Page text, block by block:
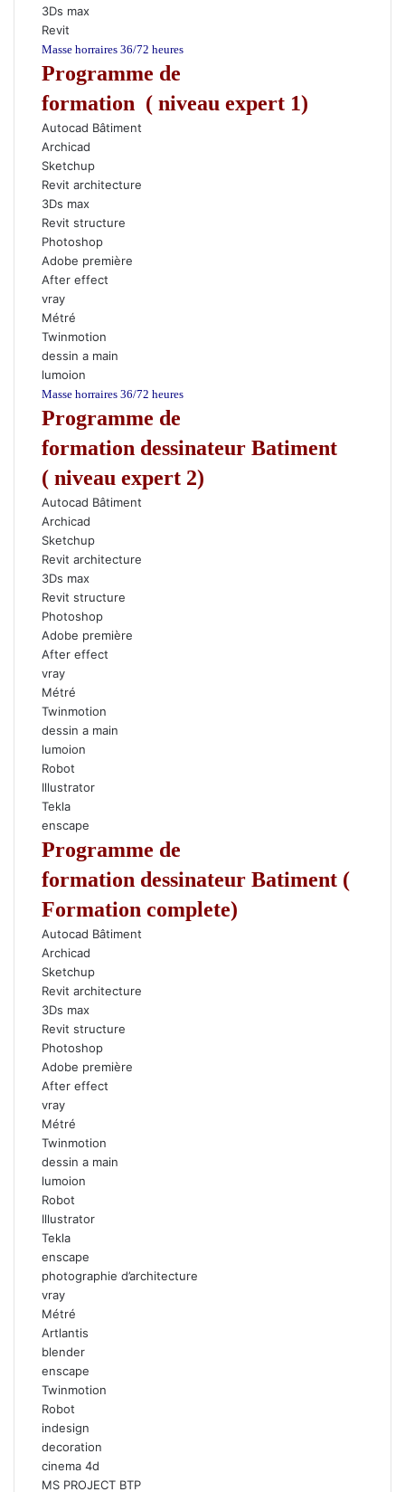
3Ds max
Revit
Masse horraires 36/72 heures
Programme de
formation ( niveau expert 1)
Autocad Bâtiment
Archicad
Sketchup
Revit architecture
3Ds max
Revit structure
Photoshop
Adobe première
After effect
vray
Métré
Twinmotion
dessin a main
lumoion
Masse horraires 36/72 heures
Programme de
formation dessinateur Batiment
( niveau expert 2)
Autocad Bâtiment
Archicad
Sketchup
Revit architecture
3Ds max
Revit structure
Photoshop
Adobe première
After effect
vray
Métré
Twinmotion
dessin a main
lumoion
Robot
Illustrator
Tekla
enscape
Programme de
formation dessinateur Batiment (
Formation complete)
Autocad Bâtiment
Archicad
Sketchup
Revit architecture
3Ds max
Revit structure
Photoshop
Adobe première
After effect
vray
Métré
Twinmotion
dessin a main
lumoion
Robot
Illustrator
Tekla
enscape
photographie d’architecture
vray
Métré
Artlantis
blender
enscape
Twinmotion
Robot
indesign
decoration
cinema 4d
MS PROJECT BTP